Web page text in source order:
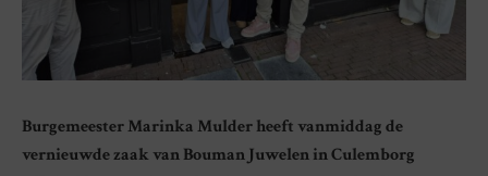
Burgemeester Marinka Mulder heeft vanmiddag de
vernieuwde zaak van Bouman Juwelen in Culemborg